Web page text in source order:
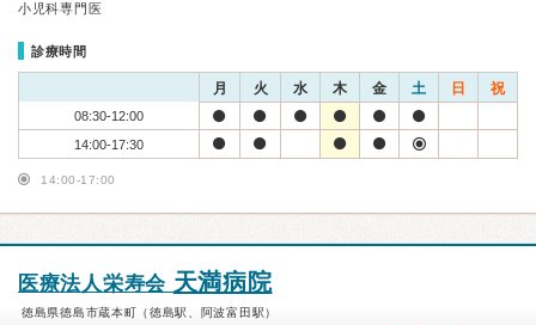
小児科専門医
診療時間
月 火 水 木 金 土 日 祝
08:30-12:00
14:00-17:30
14:00-17:00
医療法人栄寿会 天満病院
徳島県徳島市蔵本町（徳島駅、阿波富田駅）